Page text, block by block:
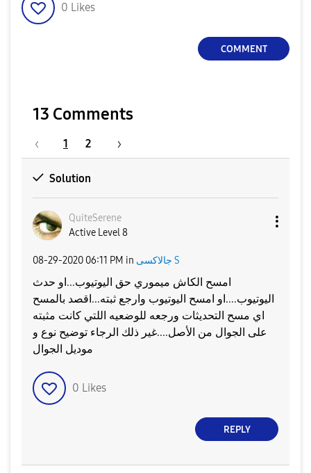
0 Likes
COMMENT
13 Comments
1 2
Solution
QuiteSerene
Active Level 8
‎08-29-2020 06:11 PM in جالاكسى S
امسح الكاش ميموري حق اليوتيوب...او حدث
اليوتيوب....او امسح اليوتيوب وارجع ثبته...اقصد بالمسح
اي مسح التحديثات ورجعه للوضعيه اللتي كانت مثبته
على الجوال من الأصل....غير ذلك الرجاء توضيح نوع و
موديل الجوال
0 Likes
REPLY